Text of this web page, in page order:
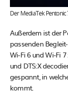
Der MediaTek
Außerdem ist der
passenden
Wi-Fi 6 und Wi-Fi
und DTS:X
gespannt, in
kommt.